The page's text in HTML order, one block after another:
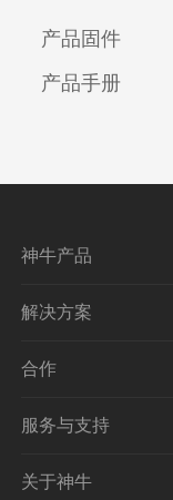
产品固件
产品手册
神牛产品
解决方案
合作
服务与支持
关于神牛